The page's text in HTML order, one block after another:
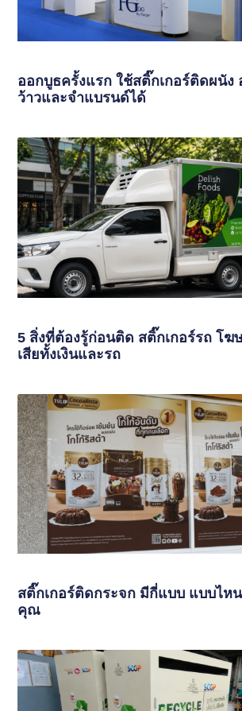
ออกบูธครั้งแรก ใช้สติ๊กเกอร์ติดผนัง
ว้าวและจำแบรนด์ได้
5 สิ่งที่ต้องรู้ก่อนติด สติ๊กเกอร์รถ โฆ
เสียทั้งเงินและรถ
สติ๊กเกอร์ติดกระจก มีกี่แบบ แบบไห
คุณ